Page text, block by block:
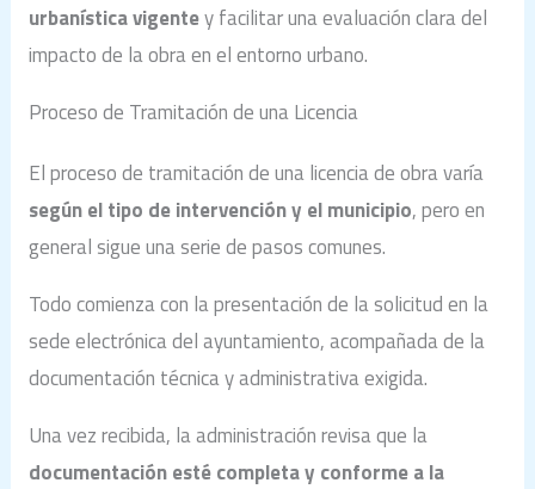
urbanística vigentey facilitar una evaluación clara del
impacto de la obra en el entorno urbano.
Proceso de Tramitación de una Licencia
El proceso de tramitación de una licencia de obra varía
según el tipo de intervención y el municipio, pero en
general sigue una serie de pasos comunes.
Todo comienza con la presentación de la solicitud en la
sede electrónica del ayuntamiento, acompañada de la
documentación técnica y administrativa exigida.
Una vez recibida, la administración revisa que la
documentación esté completa y conforme a la